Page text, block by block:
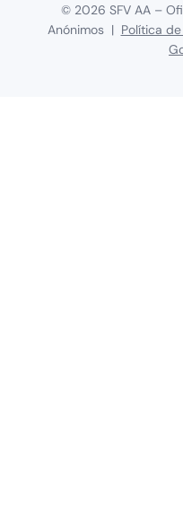
© 2026 SFV AA –
Anónimos | Política